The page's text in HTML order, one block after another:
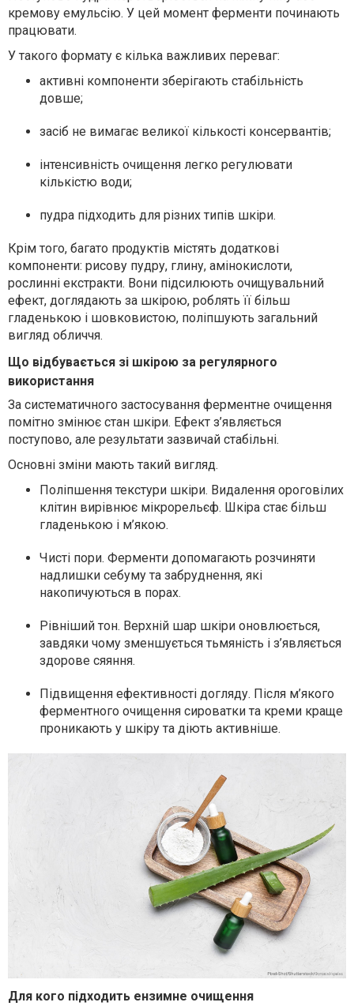
кремову емульсію. У цей момент ферменти починають
працювати.
У такого формату є кілька важливих переваг:
активні компоненти зберігають стабільність
довше;
засіб не вимагає великої кількості консервантів;
інтенсивність очищення легко регулювати
кількістю води;
пудра підходить для різних типів шкіри.
Крім того, багато продуктів містять додаткові
компоненти: рисову пудру, глину, амінокислоти,
рослинні екстракти. Вони підсилюють очищувальний
ефект, доглядають за шкірою, роблять її більш
гладенькою і шовковистою, поліпшують загальний
вигляд обличчя.
Що відбувається зі шкірою за регулярного
використання
За систематичного застосування ферментне очищення
помітно змінює стан шкіри. Ефект з’являється
поступово, але результати зазвичай стабільні.
Основні зміни мають такий вигляд.
Поліпшення текстури шкіри. Видалення ороговілих
клітин вирівнює мікрорельєф. Шкіра стає більш
гладенькою і м’якою.
Чисті пори. Ферменти допомагають розчиняти
надлишки себуму та забруднення, які
накопичуються в порах.
Рівніший тон. Верхній шар шкіри оновлюється,
завдяки чому зменшується тьмяність і з’являється
здорове сяяння.
Підвищення ефективності догляду. Після м’якого
ферментного очищення сироватки та креми краще
проникають у шкіру та діють активніше.
Для кого підходить ензимне очищення